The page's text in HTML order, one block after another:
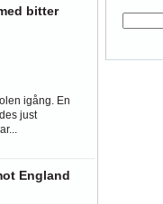
bitter
igång. En
just
England